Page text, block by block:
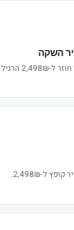
הרגיל.
ל-2,498₪.